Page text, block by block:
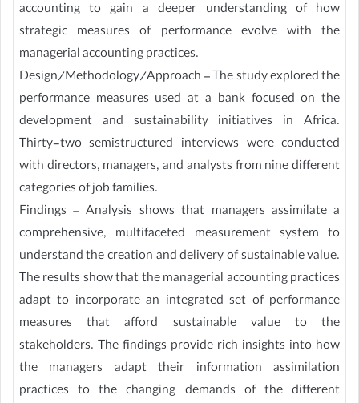
accounting to gain a deeper understanding of how
strategic measures of performance evolve with the
managerial accounting practices.
Design/Methodology/Approach – The study explored the
performance measures used at a bank focused on the
development and sustainability initiatives in Africa.
Thirty-two semistructured interviews were conducted
with directors, managers, and analysts from nine different
categories of job families.
Findings – Analysis shows that managers assimilate a
comprehensive, multifaceted measurement system to
understand the creation and delivery of sustainable value.
The results show that the managerial accounting practices
adapt to incorporate an integrated set of performance
measures that afford sustainable value to the
stakeholders. The findings provide rich insights into how
the managers adapt their information assimilation
practices to the changing demands of the different